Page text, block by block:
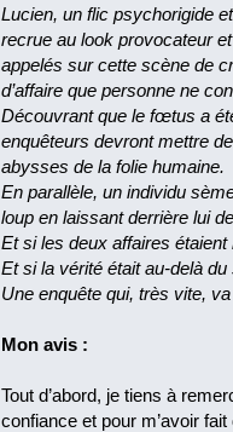
Lucien, un flic psychorigide
recrue au look provocateur
appelés sur cette scène de
d’affaire que personne ne
Découvrant que le fœtus a
enquêteurs devront mettre
abysses de la folie humaine.
En parallèle, un individu
loup en laissant derrière lui
Et si les deux affaires étaient
Et si la vérité était au-delà du
Une enquête qui, très vite,
Mon avis :
Tout d’abord, je tiens à
confiance et pour m’avoir